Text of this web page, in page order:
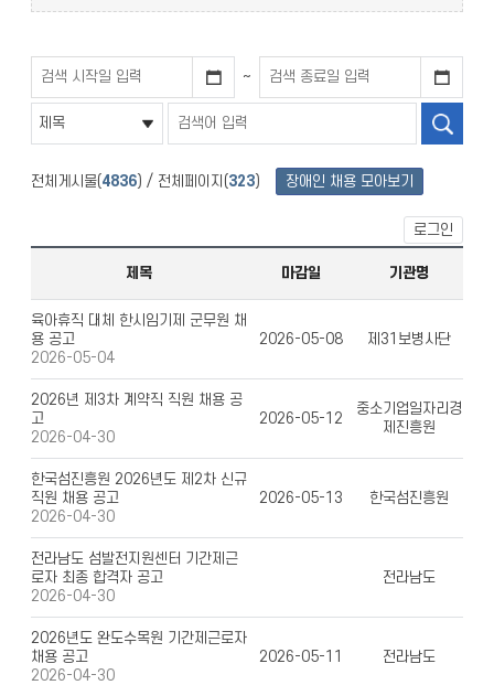
~
전체게시물(4836) / 전체페이지(323) 장애인 채용 모아보기
로그인
제목 마감일 기관명
육아휴직 대체 한시임기제 군무원 채
용 공고
2026-05-04
2026-05-08 제31보병사단
2026년 제3차 계약직 직원 채용 공
고
2026-04-30
2026-05-12
중소기업일자리경
제진흥원
한국섬진흥원 2026년도 제2차 신규
직원 채용 공고
2026-04-30
2026-05-13 한국섬진흥원
전라남도 섬발전지원센터 기간제근
로자 최종 합격자 공고
2026-04-30
전라남도
2026년도 완도수목원 기간제근로자
채용 공고
2026-04-30
2026-05-11 전라남도